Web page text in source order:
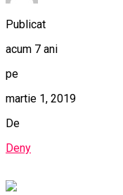
Publicat
acum 7 ani
pe
martie 1, 2019
De
Deny